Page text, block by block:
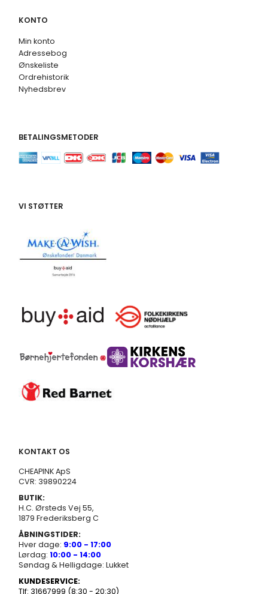
KONTO
Min konto
Adressebog
Ønskeliste
Ordrehistorik
Nyhedsbrev
BETALINGSMETODER
VI STØTTER
KONTAKT OS
CHEAPINK ApS
CVR: 39890224
BUTIK:
H.C. Ørsteds Vej 55,
1879 Frederiksberg C
ÅBNINGSTIDER:
Hver dage: 9:00 - 17:00
Lørdag: 10:00 - 14:00
Søndag & Helligdage: Lukket
KUNDESERVICE:
Tlf: 31667999 (8:30 - 20:30)